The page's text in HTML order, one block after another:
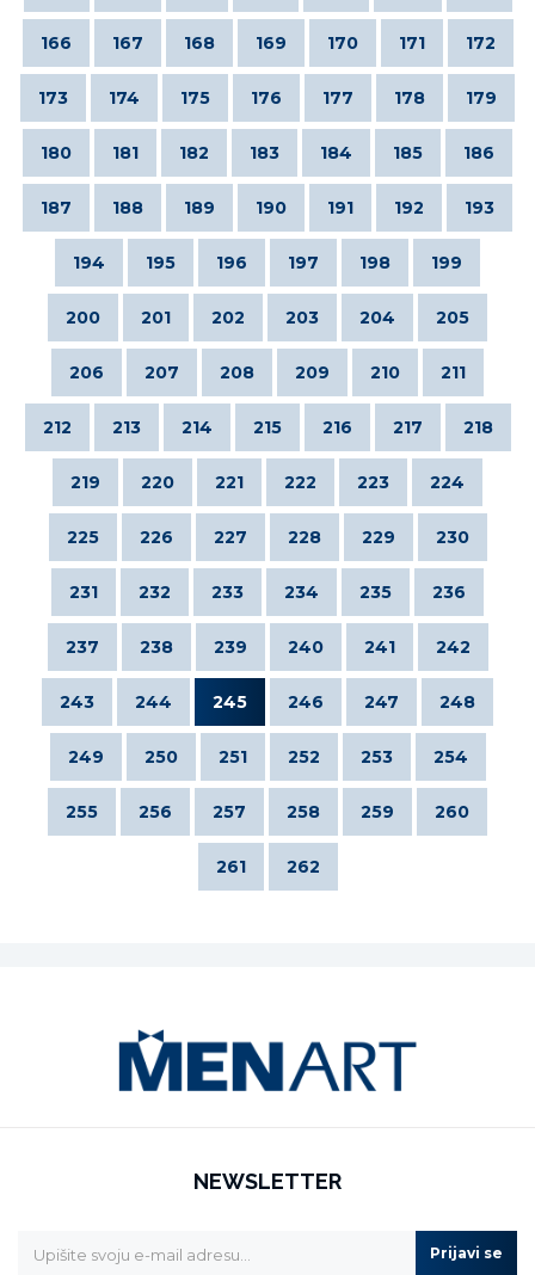
166 167 168 169 170 171 172
173 174 175 176 177 178 179
180 181 182 183 184 185 186
187 188 189 190 191 192 193
194 195 196 197 198 199
200 201 202 203 204 205
206 207 208 209 210 211
212 213 214 215 216 217 218
219 220 221 222 223 224
225 226 227 228 229 230
231 232 233 234 235 236
237 238 239 240 241 242
243 244 245 246 247 248
249 250 251 252 253 254
255 256 257 258 259 260
261 262
NEWSLETTER
Prijavi se